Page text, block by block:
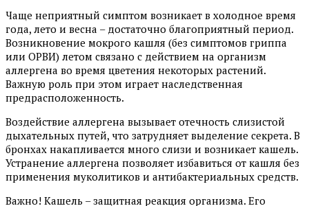
Чаще неприятный симптом возникает в холодное время
года, лето и весна – достаточно благоприятный период.
Возникновение мокрого кашля (без симптомов гриппа
или ОРВИ) летом связано с действием на организм
аллергена во время цветения некоторых растений.
Важную роль при этом играет наследственная
предрасположенность.
Воздействие аллергена вызывает отечность слизистой
дыхательных путей, что затрудняет выделение секрета. В
бронхах накапливается много слизи и возникает кашель.
Устранение аллергена позволяет избавиться от кашля без
применения муколитиков и антибактериальных средств.
Важно! Кашель – защитная реакция организма. Его